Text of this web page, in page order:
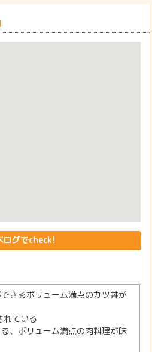
ログでcheck!
きるボリューム満点のカツ丼が
れている
、ボリューム満点の肉料理が味